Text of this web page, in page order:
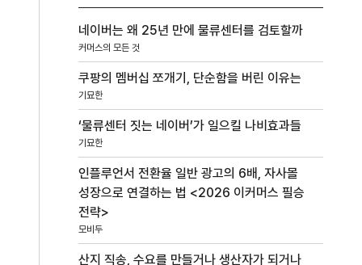
네이버는 왜 25년 만에 물류센터를 검토할까
커머스의 모든 것
쿠팡의 멤버십 쪼개기, 단순함을 버린 이유는
기묘한
‘물류센터 짓는 네이버’가 일으킬 나비효과들
기묘한
인플루언서 전환율 일반 광고의 6배, 자사몰
성장으로 연결하는 법 <2026 이커머스 필승
전략>
모비두
산지 직송, 수요를 만들거나 생산자가 되거나